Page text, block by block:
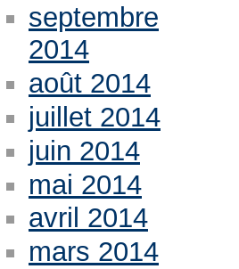
septembre
2014
août 2014
juillet 2014
juin 2014
mai 2014
avril 2014
mars 2014